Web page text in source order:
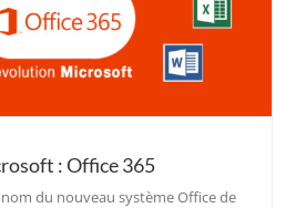
: Office 365
du nouveau système Office de